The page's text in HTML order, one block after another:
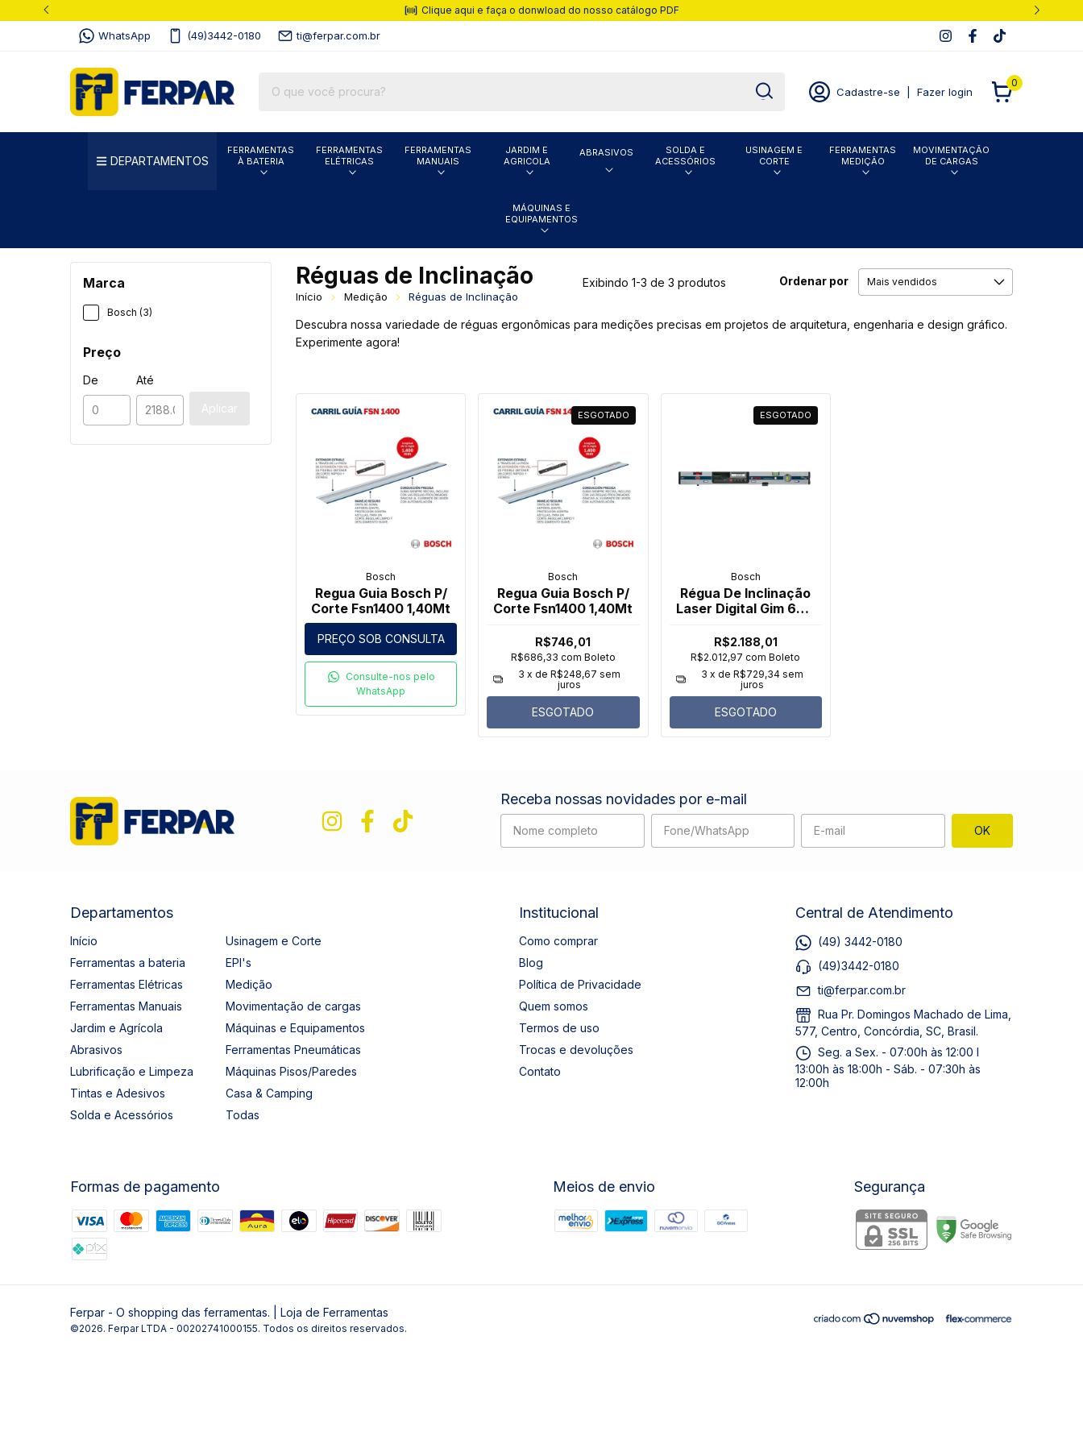
Clique aqui e faça o donwload do nosso catálogo PDF
WhatsApp (49)3442-0180 ti@ferpar.com.br
Cadastre-se Fazer login
0
DEPARTAMENTOS
FERRAMENTAS
À BATERIA
FERRAMENTAS
ELÉTRICAS
FERRAMENTAS
MANUAIS
JARDIM E
AGRICOLA
ABRASIVOS
SOLDA E
ACESSÓRIOS
USINAGEM E
CORTE
FERRAMENTAS
MEDIÇÃO
MOVIMENTAÇÃO
DE CARGAS
MÁQUINAS E
EQUIPAMENTOS
Marca
Bosch (3)
Preço
De Até
Aplicar
Réguas de Inclinação
Início Medição Réguas de Inclinação
Exibindo 1-3 de 3 produtos Ordenar por
Descubra nossa variedade de réguas ergonômicas para medições precisas em projetos de arquitetura, engenharia e design gráfico.
Experimente agora!
Bosch
Regua Guia Bosch P/
Corte Fsn1400 1,40Mt
PREÇO SOB CONSULTA
Consulte-nos pelo
WhatsApp
ESGOTADO
Bosch
Regua Guia Bosch P/
Corte Fsn1400 1,40Mt
R$746,01
R$686,33 com Boleto
3 x deR$248,67 sem
juros
ESGOTADO
ESGOTADO
Bosch
Régua De Inclinação
Laser Digital Gim 60 L
R$2.188,01
R$2.012,97com Boleto
3 x de R$729,34 sem
juros
ESGOTADO
Receba nossas novidades por e-mail
Departamentos
Início
Ferramentas a bateria
Ferramentas Elétricas
Ferramentas Manuais
Jardim e Agrícola
Abrasivos
Lubrificação e Limpeza
Tintas e Adesivos
Solda e Acessórios
Usinagem e Corte
EPI's
Medição
Movimentação de cargas
Máquinas e Equipamentos
Ferramentas Pneumáticas
Máquinas Pisos/Paredes
Casa & Camping
Todas
Institucional
Como comprar
Blog
Política de Privacidade
Quem somos
Termos de uso
Trocas e devoluções
Contato
Central de Atendimento
(49) 3442-0180
(49)3442-0180
ti@ferpar.com.br
Rua Pr. Domingos Machado de Lima,
577, Centro, Concórdia, SC, Brasil.
Seg. a Sex. - 07:00h às 12:00 I
13:00h às 18:00h - Sáb. - 07:30h às
12:00h
Formas de pagamento Meios de envio Segurança
Ferpar - O shopping das ferramentas. | Loja de Ferramentas
©2026. Ferpar LTDA - 00202741000155. Todos os direitos reservados.